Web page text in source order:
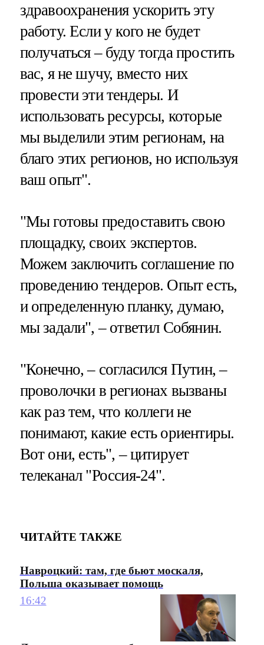
здравоохранения ускорить эту
работу. Если у кого не будет
получаться – буду тогда простить
вас, я не шучу, вместо них
провести эти тендеры. И
использовать ресурсы, которые
мы выделили этим регионам, на
благо этих регионов, но используя
ваш опыт".
"Мы готовы предоставить свою
площадку, своих экспертов.
Можем заключить соглашение по
проведению тендеров. Опыт есть,
и определенную планку, думаю,
мы задали", – ответил Собянин.
"Конечно, – согласился Путин, –
проволочки в регионах вызваны
как раз тем, что коллеги не
понимают, какие есть ориентиры.
Вот они, есть", – цитирует
телеканал "Россия-24".
ЧИТАЙТЕ ТАКЖЕ
Навроцкий: там, где бьют москаля,
Польша оказывает помощь
16:42